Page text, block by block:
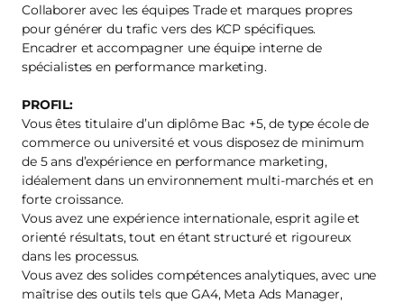
Collaborer avec les équipes Trade et marques propres
pour générer du trafic vers des KCP spécifiques.
Encadrer et accompagner une équipe interne de
spécialistes en performance marketing.
PROFIL:
Vous êtes titulaire d’un diplôme Bac +5, de type école de
commerce ou université et vous disposez de minimum
de 5 ans d’expérience en performance marketing,
idéalement dans un environnement multi-marchés et en
forte croissance.
Vous avez une expérience internationale, esprit agile et
orienté résultats, tout en étant structuré et rigoureux
dans les processus.
Vous avez des solides compétences analytiques, avec une
maîtrise des outils tels que GA4, Meta Ads Manager,